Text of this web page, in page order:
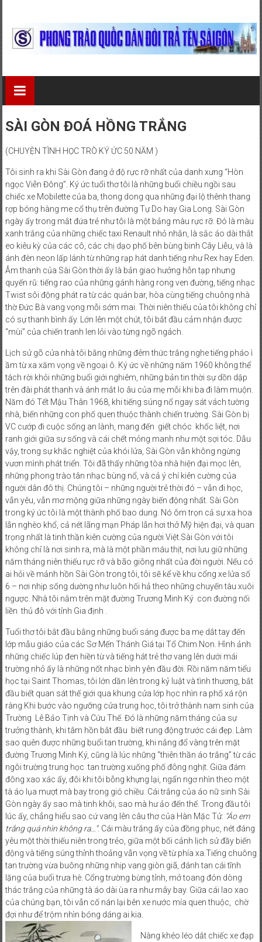
content
Phong
Trào
Quốc
Dân
Đòi
Trả
Tên
Sài
Gòn
PHONG
TRÀO
QUỐC
DÂN
ĐÒI
TRẢ
TÊN
SÀI
GÒN
SÀI GÒN ĐOÁ HỒNG TRẮNG
(CHUYỆN TÌNH HỌC TRÒ KÝ ỨC 50 NĂM )
Tôi sinh ra khi Sài Gòn đang ở độ rực rỡ nhất của danh xưng “Hòn
ngọc Viễn Đông”. Ký ức tuổi thơ tôi là những buổi chiều ngồi sau
chiếc xe Mobilette của ba, thong dong qua những đại lộ thênh thang
rợp bóng hàng me cổ thụ trên đường Tự Do hay Gia Long. Sài Gòn
ngày ấy trong mắt đứa trẻ như tôi là một bảng màu rực rỡ. Đó là màu
xanh trắng của những chiếc taxi Renault nhỏ nhắn, là sắc áo dài thắt
eo kiêu kỳ của các cô, các chị dạo phố bên bùng binh Cây Liễu, và là
ánh đèn neon lấp lánh từ những rạp hát danh tiếng như Rex hay Eden.
Âm thanh của Sài Gòn thời ấy là bản giao hưởng hỗn tạp nhưng
quyến rũ: tiếng rao của những gánh hàng rong ven đường, tiếng nhạc
Twist sôi động phát ra từ các quán bar, hòa cùng tiếng chuông nhà
thờ Đức Bà vang vọng mỗi sớm mai. Thời niên thiếu của tôi không chỉ
có sự thanh bình ấy. Lớn lên một chút, tôi bắt đầu cảm nhận được
“mùi” của chiến tranh len lỏi vào từng ngõ ngách.
Lịch sử gõ cửa nhà tôi bằng những đêm thức trắng nghe tiếng pháo ì
ầm từ xa xăm vọng về ngoại ô. Ký ức về những năm 1960 không thể
tách rời khỏi những buổi giới nghiêm, những bản tin thời sự dồn dập
trên đài phát thanh và ánh mắt lo âu của mẹ mỗi khi ba đi làm muộn.
Năm đó Tết Mậu Thân 1968, khi tiếng súng nổ ngay sát vách tường
nhà, biến những con phố quen thuộc thành chiến trường. Sài Gòn bị
VC cướp đi cuộc sống an lành, mang đến giết chóc khốc liệt, nơi
ranh giới giữa sự sống và cái chết mỏng manh như một sợi tóc. Dẫu
vậy, trong sự khắc nghiệt của khói lửa, Sài Gòn vẫn không ngừng
vươn mình phát triển. Tôi đã thấy những tòa nhà hiện đại mọc lên,
những phong trào tân nhạc bùng nổ, và cả ý chí kiên cường của
người dân đô thị. Chúng tôi – những người trẻ thời đó – vẫn đi học,
vẫn yêu, vẫn mơ mộng giữa những ngày biến động nhất. Sài Gòn
trong ký ức tôi là một thành phố bao dung. Nó ôm trọn cả sự xa hoa
lẫn nghèo khổ, cả nét lãng mạn Pháp lẫn hơi thở Mỹ hiện đại, và quan
trọng nhất là tinh thần kiên cường của người Việt.Sài Gòn với tôi
không chỉ là nơi sinh ra, mà là một phần máu thịt, nơi lưu giữ những
năm tháng niên thiếu rực rỡ và bão giông nhất của đời người. Nếu có
ai hỏi về mảnh hồn Sài Gòn trong tôi, tôi sẽ kể về khu cổng xe lửa số
6 – nơi nhịp sống dường như luôn hối hả theo những chuyến tàu xuôi
ngược. Nhà tôi nằm trên mặt đường Trương Minh Ký con đường nối
liền thủ đô với tỉnh Gia định .
Tuổi thơ tôi bắt đầu bằng những buổi sáng được ba mẹ dắt tay đến
lớp mẫu giáo của các Sơ Mến Thánh Giá tại Tổ Chim Non. Hình ảnh
những chiếc lúp đen hiền từ và tiếng hát trẻ thơ vang lên dưới mái
trường nhỏ ấy là những nốt nhạc bình yên đầu đời. Rồi năm năm tiểu
học tại Saint Thomas, tôi lớn dần lên trong kỷ luật và tình thương, bắt
đầu biết quan sát thế giới qua khung cửa lớp học nhìn ra phố xá rộn
ràng.Khi bước vào ngưỡng cửa trung học, tôi trở thành nam sinh của
Trường Lê Bảo Tịnh và Cứu Thế. Đó là những năm tháng của sự
trưởng thành, khi tâm hồn bắt đầu biết rung động trước cái đẹp. Làm
sao quên được những buổi tan trường, khi nắng đổ vàng trên mặt
đường Trương Minh Ký, cũng là lúc những “thiên thần áo trắng” từ các
ngôi trường trung học tan trường xuống phố đông nghịt. Giữa đám
đông xao xác ấy, đôi khi tôi bỗng khựng lại, ngẩn ngơ nhìn theo một
tà áo lụa mượt mà bay trong gió chiều. Cái trắng của áo nữ sinh Sài
Gòn ngày ấy sao mà tinh khôi, sao mà hư ảo đến thế. Trong đầu tôi
lúc ấy, chẳng hiểu sao cứ vang lên câu thơ của Hàn Mặc Tử: “Áo em
trắng quá nhìn không ra…”. Cái màu trắng ấy của đồng phục, nét đáng
yêu một thời thiếu niên trong trẻo, giữa một bối cảnh lịch sử đầy biến
động và tiếng súng thỉnh thoảng vẫn vọng về từ phía xa.Tiếng chuông
tan trường vừa buông những nhịp vang giòn giã, đánh tan cái tĩnh
lặng của buổi trưa hè. Cổng trường bừng tỉnh, mở toang đón dòng
thác trắng của những tà áo dài ùa ra như mây bay. Giữa cái lao xao
của chúng bạn, tôi vẫn cố nán lại bên xe nước mía quen thuộc, chờ
đợi như để trộm nhìn bóng dáng ai kia.
Nàng khéo léo dắt chiếc xe đạp